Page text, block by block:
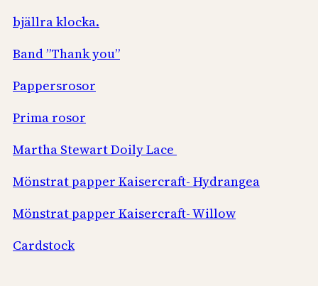
bjällra klocka.
Band ”Thank you”
Pappersrosor
Prima rosor
Martha Stewart Doily Lace
Mönstrat papper Kaisercraft- Hydrangea
Mönstrat papper Kaisercraft- Willow
Cardstock